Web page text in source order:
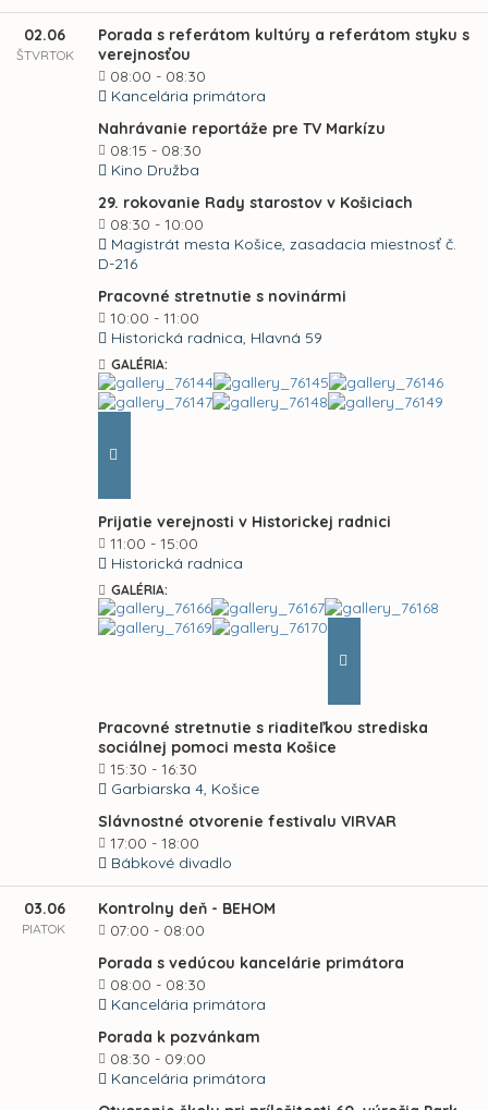
02.06
ŠTVRTOK
Porada s referátom kultúry a referátom styku s
verejnosťou
08:00 - 08:30
Kancelária primátora
Nahrávanie reportáže pre TV Markízu
08:15 - 08:30
Kino Družba
29. rokovanie Rady starostov v Košiciach
08:30 - 10:00
Magistrát mesta Košice, zasadacia miestnosť č.
D-216
Pracovné stretnutie s novinármi
10:00 - 11:00
Historická radnica, Hlavná 59
GALÉRIA:
Prijatie verejnosti v Historickej radnici
11:00 - 15:00
Historická radnica
GALÉRIA:
Pracovné stretnutie s riaditeľkou strediska
sociálnej pomoci mesta Košice
15:30 - 16:30
Garbiarska 4, Košice
Slávnostné otvorenie festivalu VIRVAR
17:00 - 18:00
Bábkové divadlo
03.06
PIATOK
Kontrolny deň - BEHOM
07:00 - 08:00
Porada s vedúcou kancelárie primátora
08:00 - 08:30
Kancelária primátora
Porada k pozvánkam
08:30 - 09:00
Kancelária primátora